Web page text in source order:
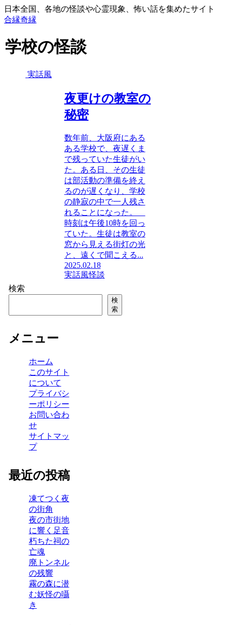
日本全国、各地の怪談や心霊現象、怖い話を集めたサイト
合縁奇縁
学校の怪談
実話風
夜更けの教室の
秘密
数年前、大阪府にある
ある学校で、夜遅くま
で残っていた生徒がい
た。ある日、その生徒
は部活動の準備を終え
るのが遅くなり、学校
の静寂の中で一人残さ
れることになった。
時刻は午後10時を回っ
ていた。生徒は教室の
窓から見える街灯の光
と、遠くで聞こえる...
2025.02.18
実話風怪談
検索
検
索
メニュー
ホーム
このサイト
について
プライバシ
ーポリシー
お問い合わ
せ
サイトマッ
プ
最近の投稿
凍てつく夜
の街角
夜の市街地
に響く足音
朽ちた祠の
亡魂
廃トンネル
の残響
霧の森に潜
む妖怪の囁
き